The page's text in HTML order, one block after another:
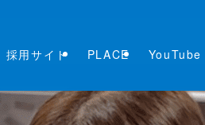
採用サイト PLACE YouTube